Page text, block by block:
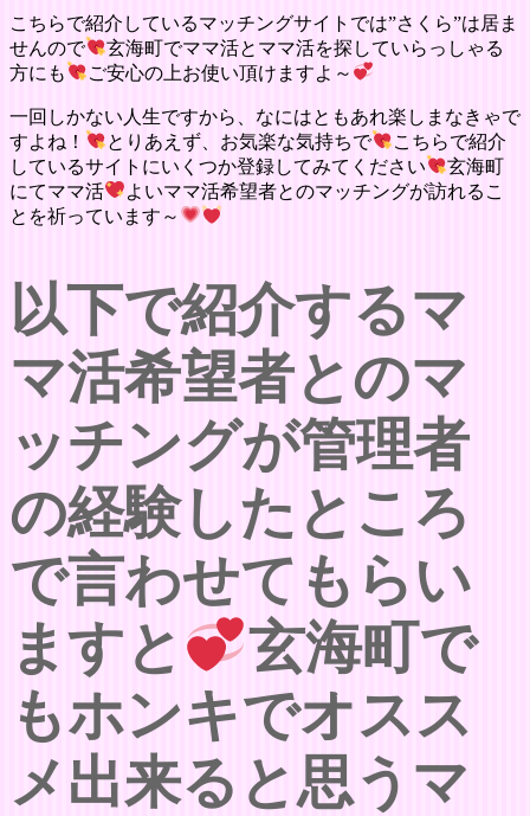
こちらで紹介しているマッチングサイトでは”さくら”は居ま
せんので
玄海町でママ活とママ活を探していらっしゃる
方にも
ご安心の上お使い頂けますよ～
一回しかない人生ですから、なにはともあれ楽しまなきゃで
すよね！
とりあえず、お気楽な気持ちで
こちらで紹介
しているサイトにいくつか登録してみてください
玄海町
にてママ活
よいママ活希望者とのマッチングが訪れるこ
とを祈っています～
以下で紹介するマ
マ活希望者とのマ
ッチングが管理者
の経験したところ
で言わせてもらい
ますと
玄海町で
もホンキでオスス
メ出来ると思うマ